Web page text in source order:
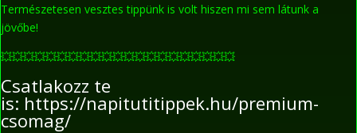
Természetesen vesztes tippünk is volt hiszen mi sem látunk a
jövőbe!
💥💥💥💥💥💥💥💥💥💥💥💥💥💥💥💥💥💥💥💥💥
Csatlakozz te
is: https://napitutitippek.hu/premium-
csomag/